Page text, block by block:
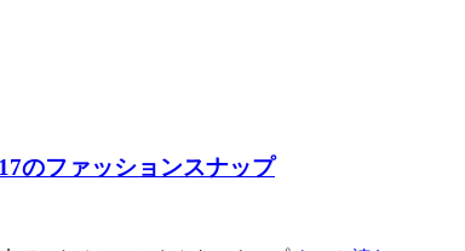
のファッションスナップ